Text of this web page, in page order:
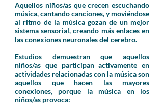
Aquellos niños/as quecrecen escuchando
música, cantando canciones, y moviéndose
al ritmo de la música gozan de un mejor
sistema sensorial, creando más enlaces en
las conexiones neuronales del cerebro.
Estudios demuestran que aquellos
niños/as que participan activamente en
actividades relacionadas con la música son
aquellos que hacen las mayores
conexiones, porque la música en los
niños/as provoca: